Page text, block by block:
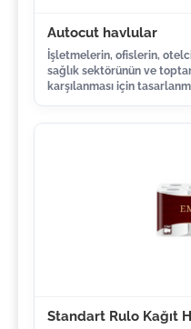
Autocut havlular
İşletmelerin, ofislerin,
sağlık sektörünün ve
karşılanması için
Standart Rulo Kağıt